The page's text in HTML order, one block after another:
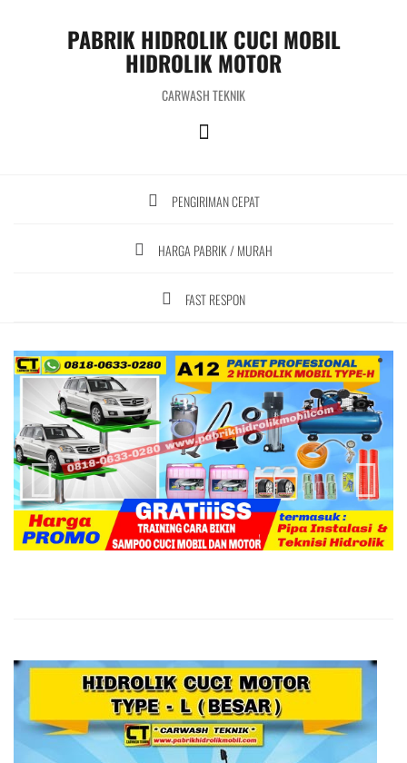
PABRIK HIDROLIK CUCI MOBIL
HIDROLIK MOTOR
CARWASH TEKNIK
PENGIRIMAN CEPAT
HARGA PABRIK / MURAH
FAST RESPON